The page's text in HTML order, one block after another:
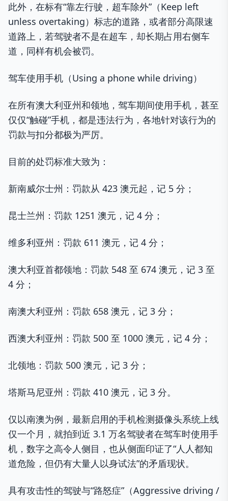
此外，在标有“靠左行驶，超车除外”（Keep left
unless overtaking）标志的道路，或者部分高限速
道路上，若驾驶者不是在超车，却长期占用右侧车
道，同样有机会被罚。
驾车使用手机（Using a phone while driving）
在所有澳大利亚州和领地，驾车期间使用手机，甚至
仅仅“触碰”手机，都是违法行为，各地针对该行为的
罚款与扣分都极为严厉。
目前的处罚标准大致为：
新南威尔士州：罚款从 423 澳元起，记 5 分；
昆士兰州：罚款 1251 澳元，记 4 分；
维多利亚州：罚款 611 澳元，记 4 分；
澳大利亚首都领地：罚款 548 至 674 澳元，记 3 至
4 分；
南澳大利亚州：罚款 658 澳元，记 3 分；
西澳大利亚州：罚款 500 至 1000 澳元，记 4 分；
北领地：罚款 500 澳元，记 3 分；
塔斯马尼亚州：罚款 410 澳元，记 3 分。
仅以南澳为例，最新启用的手机检测摄像头系统上线
仅一个月，就拍到近 3.1 万名驾驶者在驾车时使用手
机，数字之高令人侧目，也从侧面印证了“人人都知
道危险，但仍有大量人以身试法”的矛盾现状。
具有攻击性的驾驶与“路怒症”（Aggressive driving /